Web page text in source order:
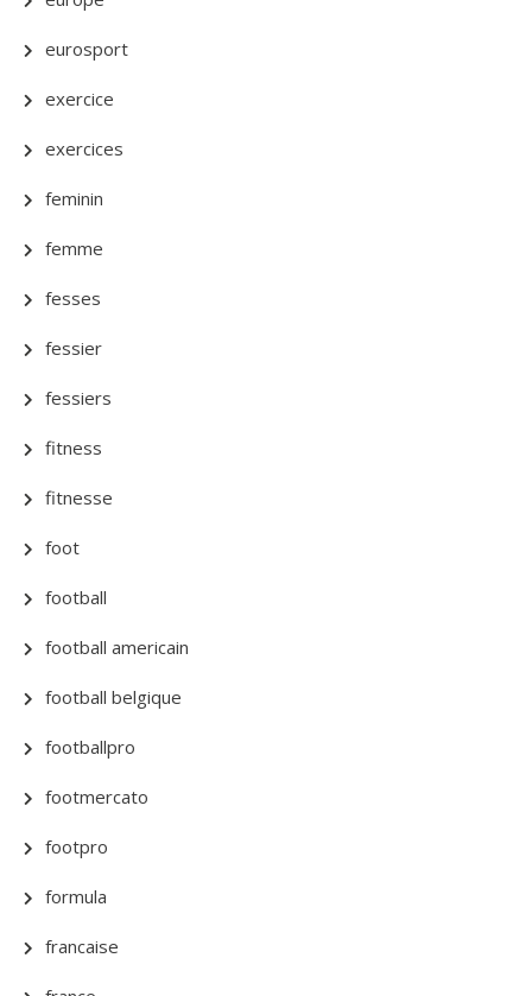
eurosport
exercice
exercices
feminin
femme
fesses
fessier
fessiers
fitness
fitnesse
foot
football
football americain
football belgique
footballpro
footmercato
footpro
formula
francaise